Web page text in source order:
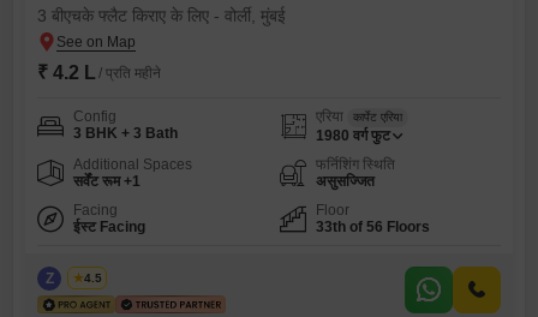
3 बीएचके फ्लैट किराए के लिए - वोर्ली, मुंबई
₹ 4.2 L / प्रति महीने
Config
3 BHK + 3 Bath
एरिया कार्पेट एरिया
1980 वर्ग फुट
Additional Spaces
सर्वेंट रूम +1
फर्निशिंग स्थिति
असुसज्जित
Facing
ईस्ट Facing
Floor
33th of 56 Floors
Z Zeltro
4.5